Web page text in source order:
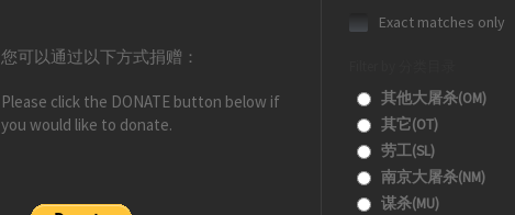
您可以通过以下方式捐赠：
Please click the DONATE button below if
you would like to donate.
Exact matches only
其他大屠杀(OM)
其它(OT)
劳工(SL)
南京大屠杀(NM)
谋杀(MU)